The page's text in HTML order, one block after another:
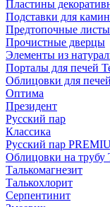
Пластины
Подставки для
Предтопочные листы
Прочистные дверцы
Элементы из
Порталы для печей
Облицовки для
Оптима
Президент
Русский пар
Классика
Русский пар
Облицовки на трубу
Талькомагнезит
Талькохлорит
Серпентинит